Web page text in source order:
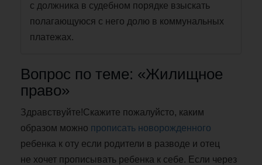
с должника в судебном порядке взыскать
полагающуюся с него долю в коммунальных
платежах.
Вопрос по теме: «Жилищное
право»
Здравствуйте!Скажите пожалуйсто, каким
образом можно прописать новорожденного
ребенка к оту если родители в разводе и отец
не хочет прописывать ребенка к себе. Если через